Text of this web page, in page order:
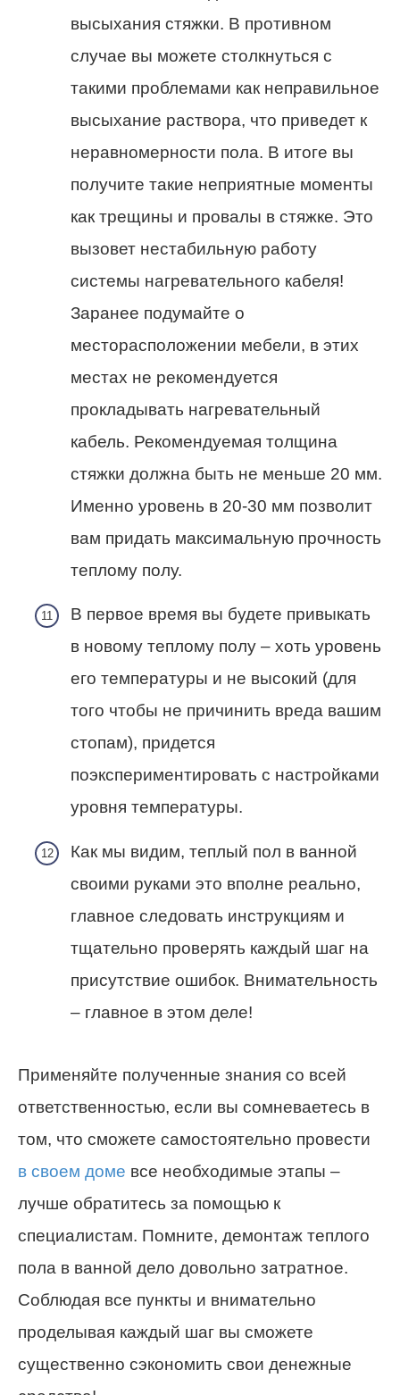
высыхания стяжки. В противном
случае вы можете столкнуться с
такими проблемами как неправильное
высыхание раствора, что приведет к
неравномерности пола. В итоге вы
получите такие неприятные моменты
как трещины и провалы в стяжке. Это
вызовет нестабильную работу
системы нагревательного кабеля!
Заранее подумайте о
месторасположении мебели, в этих
местах не рекомендуется
прокладывать нагревательный
кабель. Рекомендуемая толщина
стяжки должна быть не меньше 20 мм.
Именно уровень в 20-30 мм позволит
вам придать максимальную прочность
теплому полу.
В первое время вы будете привыкать
в новому теплому полу – хоть уровень
его температуры и не высокий (для
того чтобы не причинить вреда вашим
стопам), придется
поэкспериментировать с настройками
уровня температуры.
Как мы видим, теплый пол в ванной
своими руками это вполне реально,
главное следовать инструкциям и
тщательно проверять каждый шаг на
присутствие ошибок. Внимательность
– главное в этом деле!
Применяйте полученные знания со всей
ответственностью, если вы сомневаетесь в
том, что сможете самостоятельно провести
в своем доме все необходимые этапы –
лучше обратитесь за помощью к
специалистам. Помните, демонтаж теплого
пола в ванной дело довольно затратное.
Соблюдая все пункты и внимательно
проделывая каждый шаг вы сможете
существенно сэкономить свои денежные